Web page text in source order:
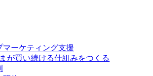
マーケティング支援
が買い続ける仕組みをつくる